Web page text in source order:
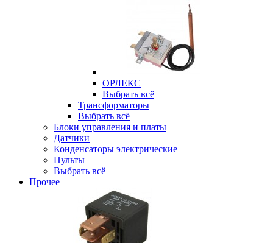
ОРЛЕКС
Выбрать всё
Трансформаторы
Выбрать всё
Блоки управления и платы
Датчики
Конденсаторы электрические
Пульты
Выбрать всё
Прочее